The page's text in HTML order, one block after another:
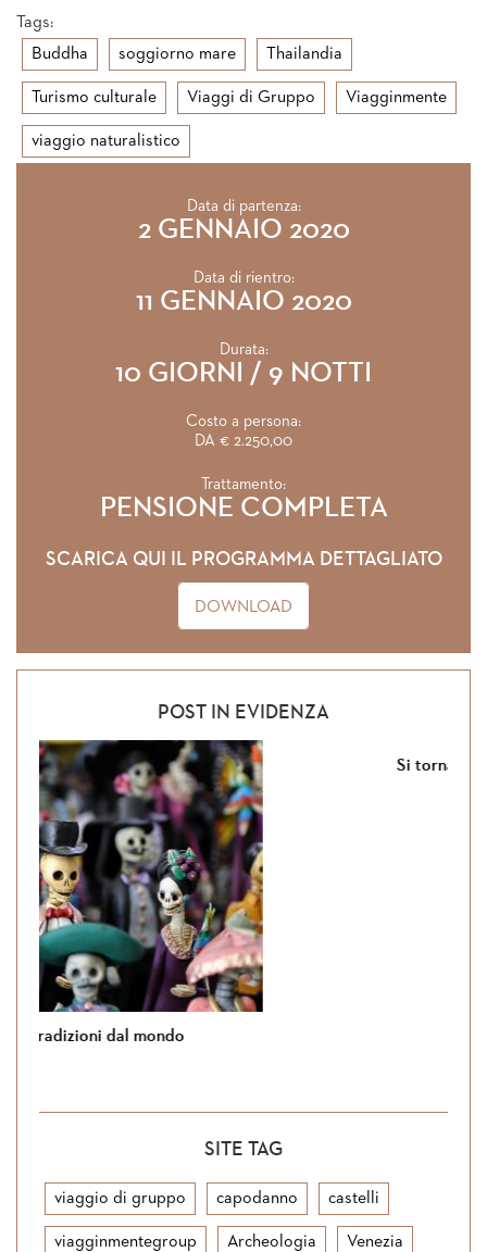
Tags:
Buddha
soggiorno mare Thailandia
Turismo culturale Viaggi di Gruppo Viagginmente
viaggio naturalistico
Data di partenza:
2 GENNAIO 2020
Data di rientro:
11 GENNAIO 2020
Durata:
10 GIORNI / 9 NOTTI
Costo a persona:
DA € 2.250,00
Trattamento:
PENSIONE COMPLETA
SCARICA QUI IL PROGRAMMA DETTAGLIATO
DOWNLOAD
POST IN EVIDENZA
dal mondo
SITE TAG
viaggio di gruppo capodanno castelli
viagginmentegroup Archeologia Venezia